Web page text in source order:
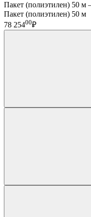
Пакет (полиэтилен) 50 м
Пакет (полиэтилен) 50 м
78 25400₽